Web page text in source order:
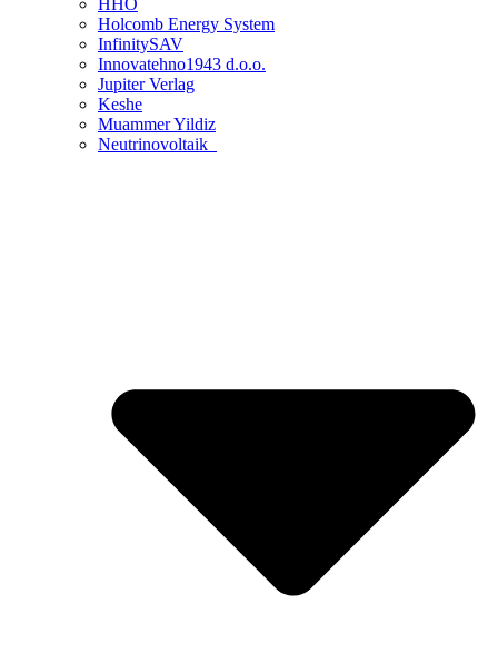
HHO
Holcomb Energy System
InfinitySAV
Innovatehno1943 d.o.o.
Jupiter Verlag
Keshe
Muammer Yildiz
Neutrinovoltaik